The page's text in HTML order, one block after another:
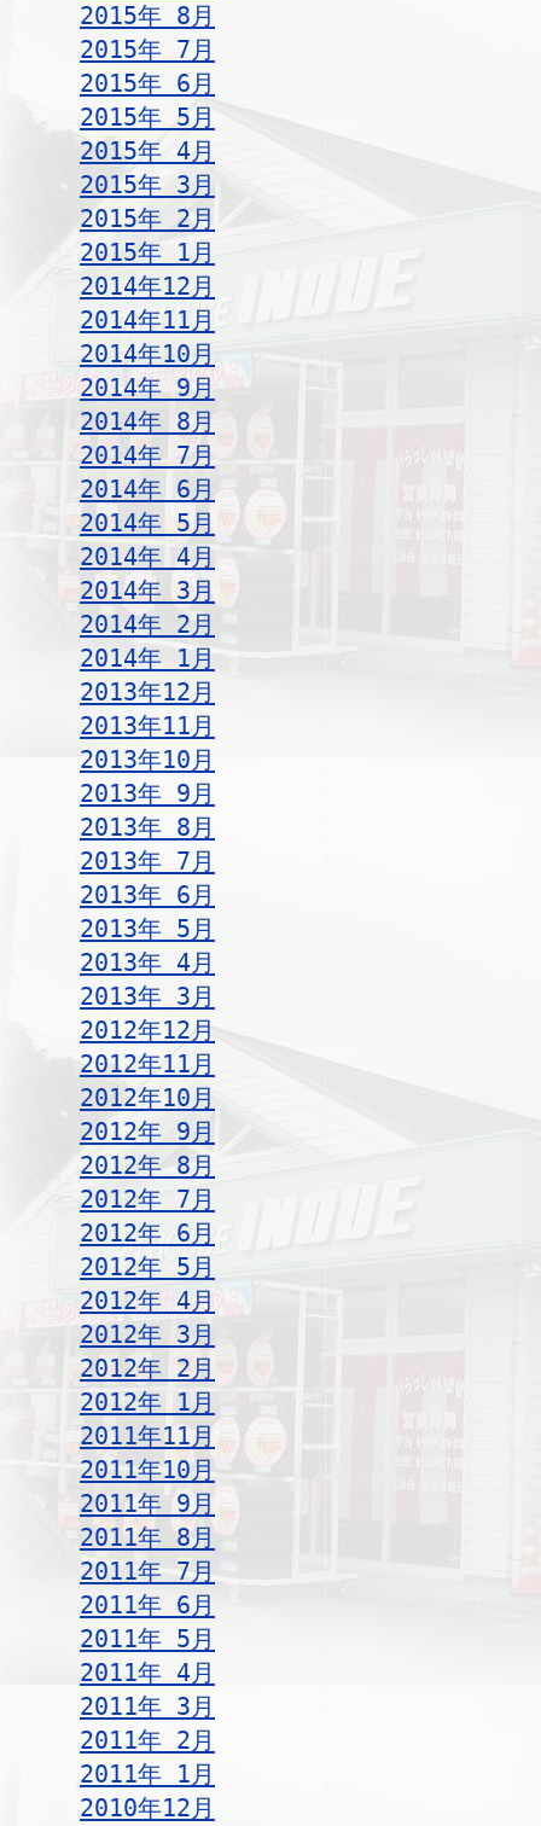
2015年 8月
2015年 7月
2015年 6月
2015年 5月
2015年 4月
2015年 3月
2015年 2月
2015年 1月
2014年12月
2014年11月
2014年10月
2014年 9月
2014年 8月
2014年 7月
2014年 6月
2014年 5月
2014年 4月
2014年 3月
2014年 2月
2014年 1月
2013年12月
2013年11月
2013年10月
2013年 9月
2013年 8月
2013年 7月
2013年 6月
2013年 5月
2013年 4月
2013年 3月
2012年12月
2012年11月
2012年10月
2012年 9月
2012年 8月
2012年 7月
2012年 6月
2012年 5月
2012年 4月
2012年 3月
2012年 2月
2012年 1月
2011年11月
2011年10月
2011年 9月
2011年 8月
2011年 7月
2011年 6月
2011年 5月
2011年 4月
2011年 3月
2011年 2月
2011年 1月
2010年12月